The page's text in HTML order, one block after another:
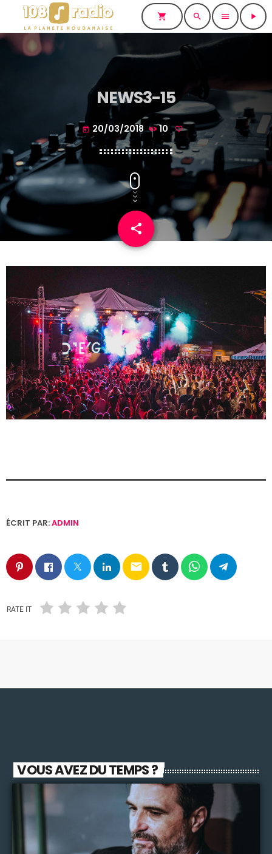
shopping_cart search menu play_arrow
NEWS3-15
today 20/03/2018 10
share
email
ÉCRIT PAR:ADMIN
email
RATE IT
VOUS AVEZ DU TEMPS ?